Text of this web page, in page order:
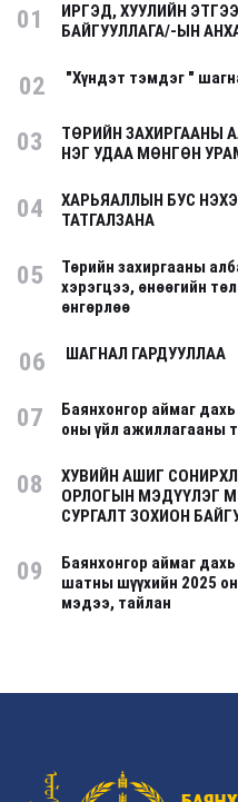
01
ИРГЭД, ХУУЛИЙН
БАЙГУУЛЛАГА/-ЫН
02 "Хүндэт тэмдэг "
03
ТӨРИЙН ЗАХИРГААНЫ
НЭГ УДАА МӨНГӨН
04
ХАРЬЯАЛЛЫН БУС
ТАТГАЛЗАНА
05
Төрийн захиргааны
хэрэгцээ, өнөөгийн
өнгөрлөө
06 ШАГНАЛ ГАРДУУЛЛАА
07
Баянхонгор аймаг
оны үйл ажиллагааны
08
ХУВИЙН АШИГ
ОРЛОГЫН МЭДҮҮЛЭГ
СУРГАЛТ ЗОХИОН
09
Баянхонгор аймаг
шатны шүүхийн 2025
мэдээ, тайлан